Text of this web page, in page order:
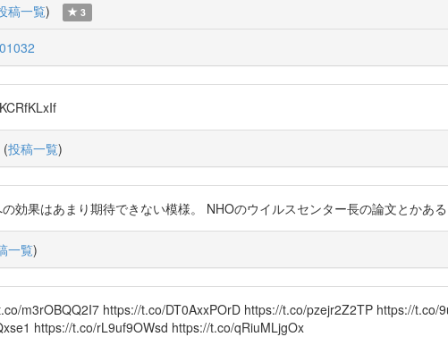
稿一覧) 3
(投稿一覧)
効果はあまり期待できない模様。 NHOのウイルスセンター長の論文とかあ
一覧)
m3rOBQQ2I7 https://t.co/DT0AxxPOrD https://t.co/pzejr2Z2TP https://t.co/
https://t.co/rL9uf9OWsd https://t.co/qRiuMLjgOx